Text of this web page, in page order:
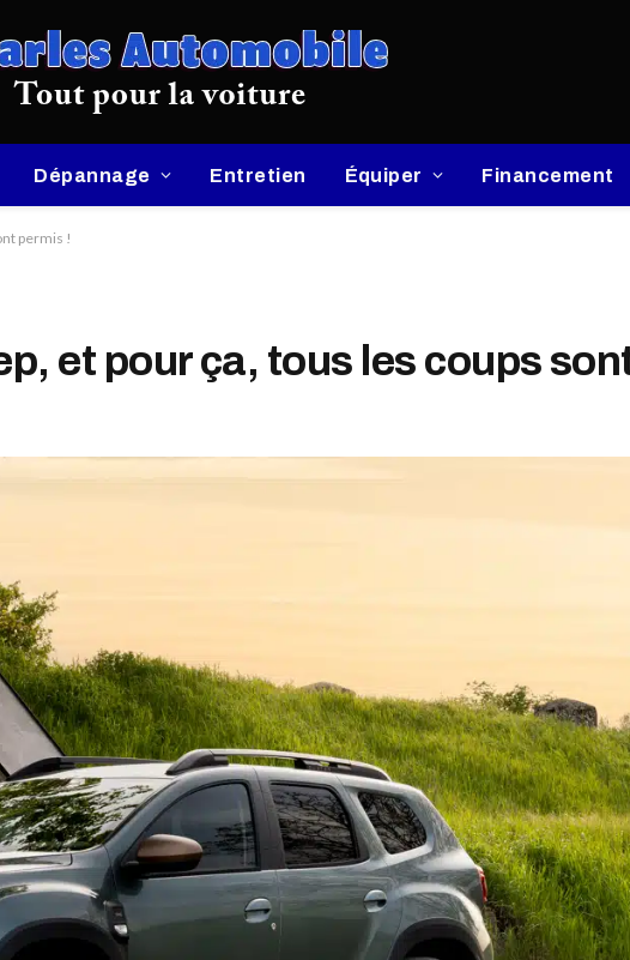
Dépannage Entretien Équiper Financement
permis !
et pour ça, tous les coups